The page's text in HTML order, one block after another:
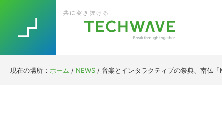
to
primary
to
main
to
primary
to
footer
共に突き抜ける
現在の場所： ホーム / NEWS / 音楽とインタラクティブの祭典、南仏「